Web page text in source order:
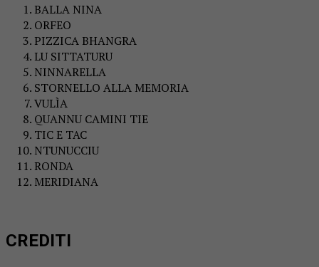
BALLA NINA
ORFEO
PIZZICA BHANGRA
LU SITTATURU
NINNARELLA
STORNELLO ALLA MEMORIA
VULÌA
QUANNU CAMINI TIE
TIC E TAC
NTUNUCCIU
RONDA
MERIDIANA
CREDITI